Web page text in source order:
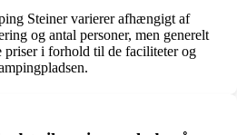
Steiner varierer afhængigt af
og antal personer, men generelt
priser i forhold til de faciliteter og